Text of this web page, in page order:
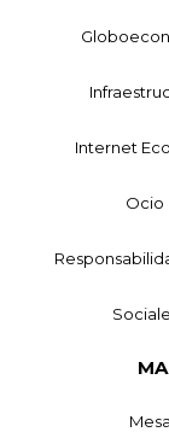
Internet
Ocio